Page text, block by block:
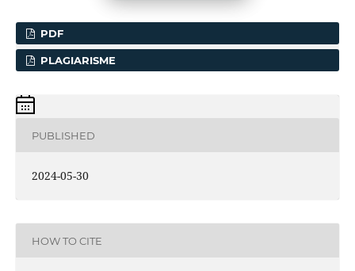
PDF
PLAGIARISME
PUBLISHED
2024-05-30
HOW TO CITE